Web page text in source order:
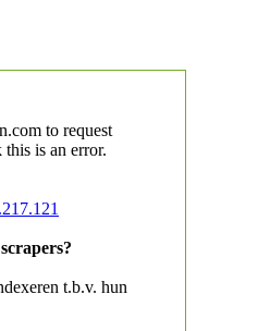
to request
is an error.
t.b.v. hun